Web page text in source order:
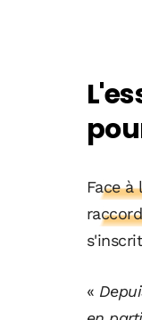
Face
«